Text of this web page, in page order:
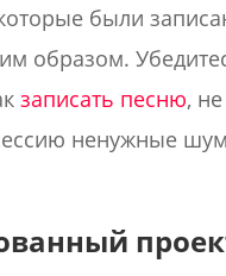
были
образом.
записать песню, не
ненужные